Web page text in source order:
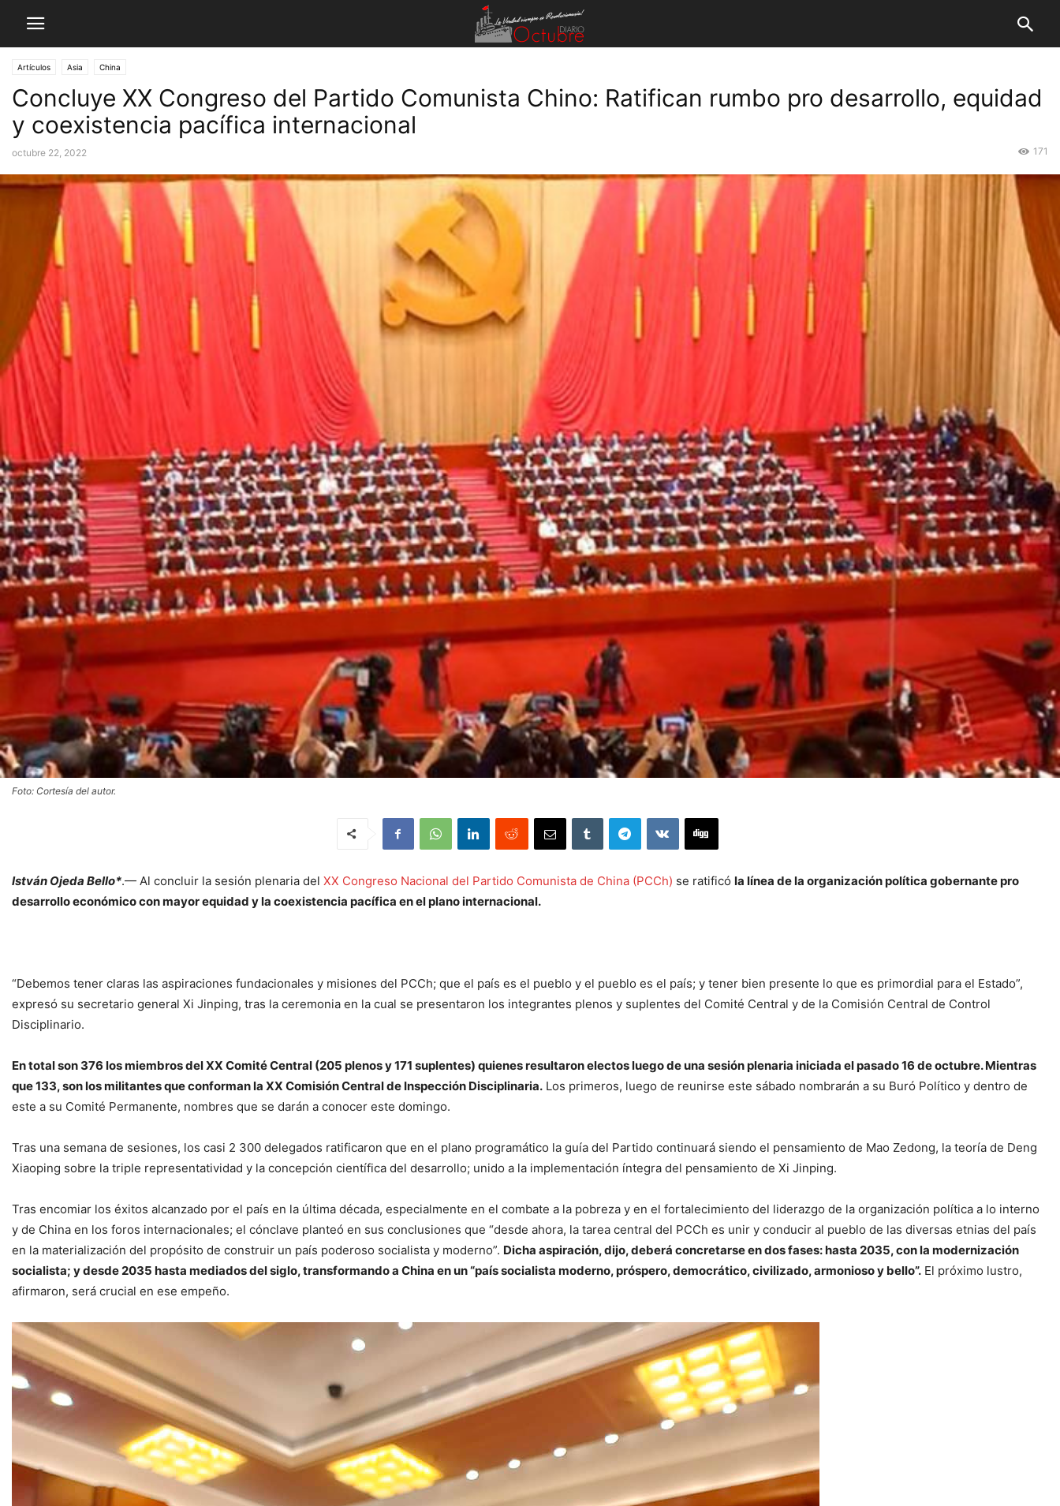
Artículos Asia China
Concluye XX Congreso del Partido Comunista Chino: Ratifican rumbo pro desarrollo, equidad
y coexistencia pacífica internacional
octubre 22, 2022 171
Foto: Cortesía del autor.
István Ojeda Bello*.— Al concluir la sesión plenaria del XX Congreso Nacional del Partido Comunista de China (PCCh) se ratificó la línea de la organización política gobernante pro
desarrollo económico con mayor equidad y la coexistencia pacífica en el plano internacional.
“Debemos tener claras las aspiraciones fundacionales y misiones del PCCh; que el país es el pueblo y el pueblo es el país; y tener bien presente lo que es primordial para el Estado”,
expresó su secretario general Xi Jinping, tras la ceremonia en la cual se presentaron los integrantes plenos y suplentes del Comité Central y de la Comisión Central de Control
Disciplinario.
En total son 376 los miembros del XX Comité Central (205 plenos y 171 suplentes) quienes resultaron electos luego de una sesión plenaria iniciada el pasado 16 de octubre. Mientras
que 133, son los militantes que conforman la XX Comisión Central de Inspección Disciplinaria. Los primeros, luego de reunirse este sábado nombrarán a su Buró Político y dentro de
este a su Comité Permanente, nombres que se darán a conocer este domingo.
Tras una semana de sesiones, los casi 2 300 delegados ratificaron que en el plano programático la guía del Partido continuará siendo el pensamiento de Mao Zedong, la teoría de Deng
Xiaoping sobre la triple representatividad y la concepción científica del desarrollo; unido a la implementación íntegra del pensamiento de Xi Jinping.
Tras encomiar los éxitos alcanzado por el país en la última década, especialmente en el combate a la pobreza y en el fortalecimiento del liderazgo de la organización política a lo interno
y de China en los foros internacionales; el cónclave planteó en sus conclusiones que “desde ahora, la tarea central del PCCh es unir y conducir al pueblo de las diversas etnias del país
en la materialización del propósito de construir un país poderoso socialista y moderno”. Dicha aspiración, dijo, deberá concretarse en dos fases: hasta 2035, con la modernización
socialista; y desde 2035 hasta mediados del siglo, transformando a China en un “país socialista moderno, próspero, democrático, civilizado, armonioso y bello”. El próximo lustro,
afirmaron, será crucial en ese empeño.